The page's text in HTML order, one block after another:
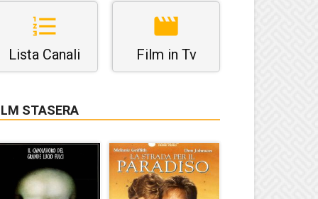
Lista Canali Film in Tv
STASERA